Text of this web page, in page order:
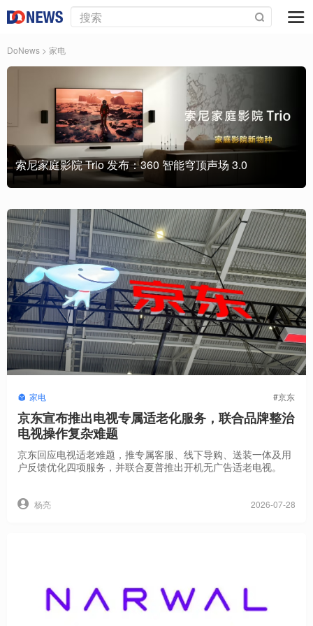
DoNews > 家电
索尼家庭影院 Trio 发布：360 智能穹顶声场 3.0
家电 #京东
京东宣布推出电视专属适老化服务，联合品牌整治
电视操作复杂难题
京东回应电视适老难题，推专属客服、线下导购、送装一体及用
户反馈优化四项服务，并联合夏普推出开机无广告适老电视。
杨亮 2026-07-28